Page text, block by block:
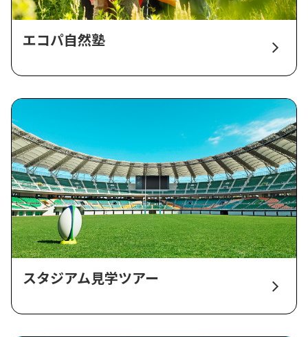
エコパ自然塾
スタジアム見学ツアー